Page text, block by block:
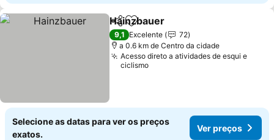
PartilharAdicionar aos favoritos
Hainzbauer
9,1 Excelente
72
a 0.6 km de Centro da cidade
Acesso direto a atividades de esqui e
ciclismo
Selecione as datas para ver os preços
exatos.
Ver preços